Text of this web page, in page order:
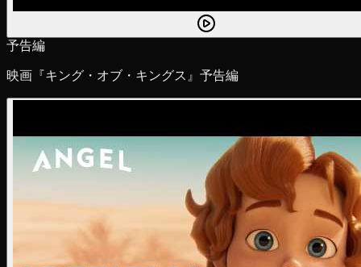
予告編
映画『キング・オブ・キングス』予告編